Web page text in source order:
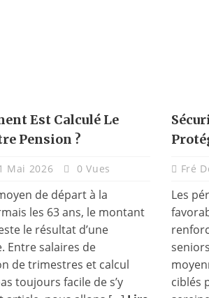
Est Calculé Le
Pension ?
Mai 2026 0 Vues
de départ à la
les 63 ans, le montant
le résultat d’une
Entre salaires de
de trimestres et calcul
toujours facile de s’y
Fré
Les
ciblés